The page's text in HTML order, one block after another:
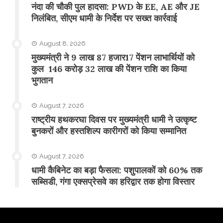
नंदा की चौकी पुल हादसा: PWD के EE, AE और JE
निलंबित, सीएम धामी के निर्देश पर सख्त कार्रवाई
August 8, 2026
मुख्यमंत्री ने 9 लाख 87 हजार17 पेंशन लाभार्थियों को
कुल 146 करोड़ 32 लाख की पेंशन राशि का किया
भुगतान
August 7, 2026
राष्ट्रीय हथकरघा दिवस पर मुख्यमंत्री धामी ने उत्कृष्ट
बुनकरों और हस्तशिल्प कारीगरों को किया सम्मानित
August 7, 2026
​धामी कैबिनेट का बड़ा फैसला: पशुपालकों को 60% तक
सब्सिडी, गंगा एक्सप्रेसवे का हरिद्वार तक होगा विस्तार